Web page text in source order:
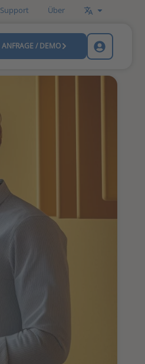
Support Über
ANFRAGE / DEMO